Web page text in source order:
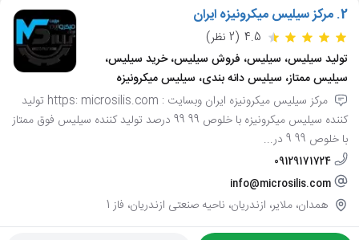
2. مرکز سیلیس میکرونیزه ایران
4.5 (2 نظر)
تولید سیلیس، سیلیس، فروش سیلیس، خرید سیلیس،
سیلیس ممتاز، سیلیس دانه بندی، سیلیس میکرونیزه
مرکز سیلیس میکرونیزه ایران وبسایت : https: microsilis.com تولید
کننده سیلیس میکرونیزه با خلوص 99 99 درصد تولید کننده سیلیس فوق ممتاز
با خلوص 99 9 در...
09129171724
info@microsilis.com
همدان، ملایر، ازندریان، ناحیه صنعتی ازندریان، فاز 1